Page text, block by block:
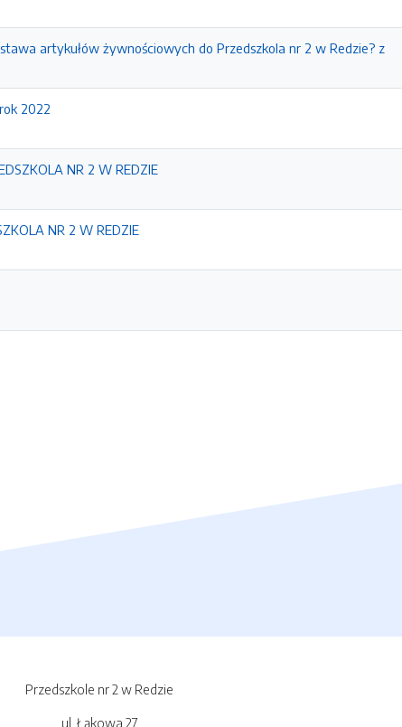
artykułów żywnościowych do Przedszkola nr 2 w Redzie? z
2022
NR 2 W REDZIE
NR 2 W REDZIE
Przedszkole nr 2 w Redzie
ul. Łąkowa 27